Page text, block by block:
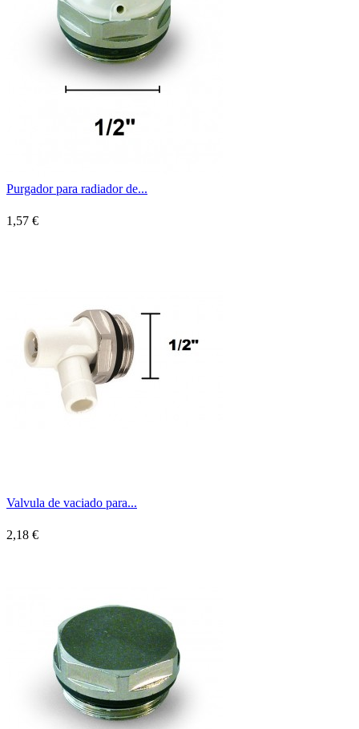
Purgador para radiador de...
1,57 €
Valvula de vaciado para...
2,18 €